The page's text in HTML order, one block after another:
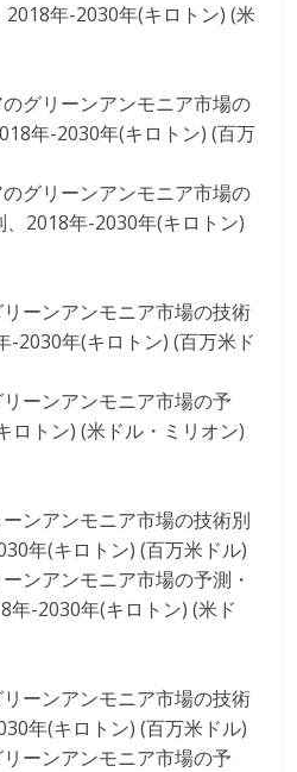
年-2030年(キロトン) (米
グリーンアンモニア市場の
年-2030年(キロトン) (百万
グリーンアンモニア市場の
2018年-2030年(キロトン)
ーンアンモニア市場の技術
-2030年(キロトン) (百万米ド
ーンアンモニア市場の予
ロトン) (米ドル・ミリオン)
ンアンモニア市場の技術別
年(キロトン) (百万米ドル)
ンアンモニア市場の予測・
年-2030年(キロトン) (米ド
ーンアンモニア市場の技術
年(キロトン) (百万米ドル)
ーンアンモニア市場の予